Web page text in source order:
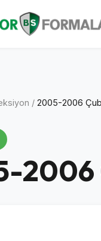
/ 2005-2006
2006